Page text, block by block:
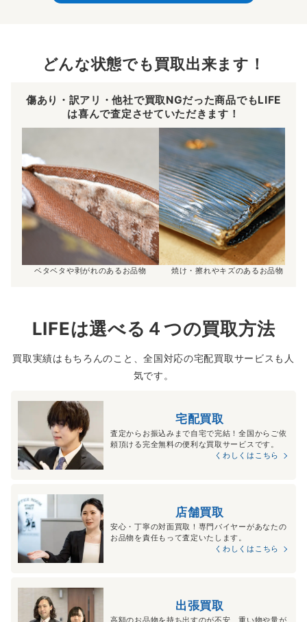
どんな状態でも買取出来ます！
傷あり・訳アリ・他社で買取NGだった商品でもLIFE
は喜んで査定させていただきます！
ベタベタや剥がれのあるお品物 焼け・擦れやキズのあるお品物
LIFEは選べる４つの買取方法
買取実績はもちろんのこと、全国対応の宅配買取サービスも人
気です。
宅配買取
査定からお振込みまで自宅で完結！全国からご依
頼頂ける完全無料の便利な買取サービスです。
くわしくはこちら
店舗買取
安心・丁寧の対面買取！専門バイヤーがあなたの
お品物を責任もって査定いたします。
くわしくはこちら
出張買取
高額のお品物を持ち出すのが不安、重い物や量が